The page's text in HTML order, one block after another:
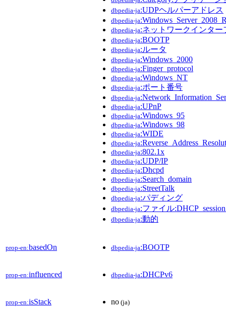
dbpedia-ja:UDPヘルパーアドレス
dbpedia-ja
dbpedia-ja:ネットワークインター
dbpedia-ja:BOOTP
dbpedia-ja:ルータ
dbpedia-ja:Windows_2000
dbpedia-ja:Finger_protocol
dbpedia-ja:Windows_NT
dbpedia-ja:ポート番号
dbpedia-ja
dbpedia-ja:UPnP
dbpedia-ja:Windows_95
dbpedia-ja:Windows_98
dbpedia-ja:WIDE
dbpedia-ja
dbpedia-ja:802.1x
dbpedia-ja:UDP/IP
dbpedia-ja:Dhcpd
dbpedia-ja:Search_domain
dbpedia-ja:StreetTalk
dbpedia-ja:パディング
dbpedia-ja:ファイル
dbpedia-ja:動的
prop-en:basedOn dbpedia-ja:BOOTP
prop-en:influenced dbpedia-ja:DHCPv6
prop-en:isStack no (ja)